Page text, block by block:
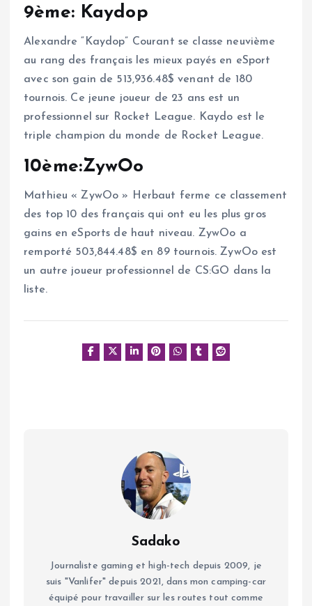
9ème: Kaydop
Alexandre “Kaydop” Courant se classe neuvième
au rang des français les mieux payés en eSport
avec son gain de 513,936.48$ venant de 180
tournois. Ce jeune joueur de 23 ans est un
professionnel sur Rocket League. Kaydo est le
triple champion du monde de Rocket League.
10ème:ZywOo
Mathieu « ZywOo » Herbaut ferme ce classement
des top 10 des français qui ont eu les plus gros
gains en eSports de haut niveau. ZywOo a
remporté 503,844.48$ en 89 tournois. ZywOo est
un autre joueur professionnel de CS:GO dans la
liste.
Sadako
Journaliste gaming et high-tech depuis 2009, je
suis "Vanlifer" depuis 2021, dans mon camping-car
équipé pour travailler sur les routes tout comme